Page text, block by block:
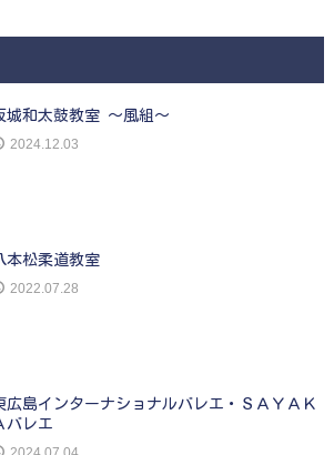
城和太鼓教室 ～風組～
2024.12.03
本松柔道教室
2022.07.28
広島インターナショナルバレエ・ＳＡＹＡＫ
バレエ